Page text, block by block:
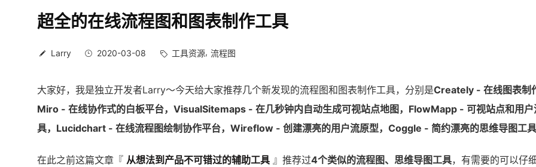
超全的在线流程图和图表制作工具
Larry 2020-03-08 工具资源 流程图
大家好，我是独立开发者Larry～今天给大家推荐几个新发现的流程图和图表制作工具，分别是Creately - 在线图表制
Miro - 在线协作式的白板平台，VisualSitemaps - 在几秒钟内自动生成可视站点地图，FlowMapp - 可视站点和用户
具，Lucidchart - 在线流程图绘制协作平台，Wireflow - 创建漂亮的用户流原型，Coggle - 简约漂亮的思维导图工具
在此之前这篇文章『 从想法到产品不可错过的辅助工具 』推荐过4个类似的流程图、思维导图工具，有需要的可以仔